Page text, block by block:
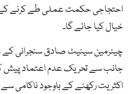
احتجاجی حکمت عملی طے کرنے کے
خیال کیا جائے گا۔
چیئرمین سینیٹ صادق سنجرانی
جانب سے تحریک عدم اعتماد پیش
اکثریت رکھنے کے باوجود ناکامی